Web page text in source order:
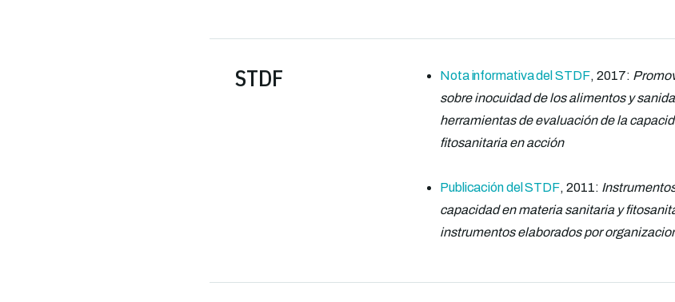
STDF Nota informativa del STDF, 2017:
sobre inocuidad de los alimentos y
herramientas de evaluación de la
fitosanitaria en acción
Publicación del STDF, 2011:
capacidad en materia sanitaria y
instrumentos elaborados por